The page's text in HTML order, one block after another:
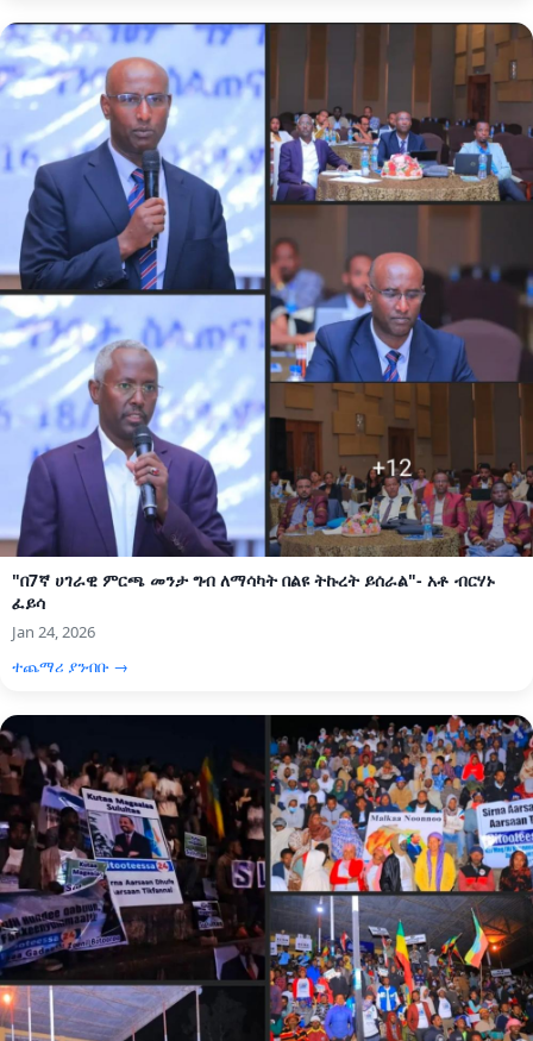
"በ7ኛ ሀገራዊ ምርጫ መንታ ግብ ለማሳካት በልዩ ትኩረት ይሰራል"- አቶ ብርሃኑ
ፈይሳ
Jan 24, 2026
ተጨማሪ ያንብቡ →